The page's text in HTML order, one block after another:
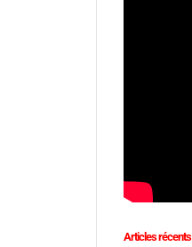
Articles récents